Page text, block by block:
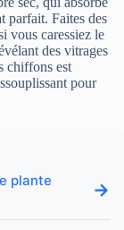
parfait. Faites des
vous caressiez le
des vitrages
chiffons est
pour
plante
→